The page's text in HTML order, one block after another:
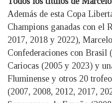
Además de esta Copa
Champions ganadas con el
2017, 2018 y 2022),
Confederaciones con Brasil
Cariocas (2005 y 2023) y
Fluminense y otros 20
(2007, 2008, 2012, 2017,